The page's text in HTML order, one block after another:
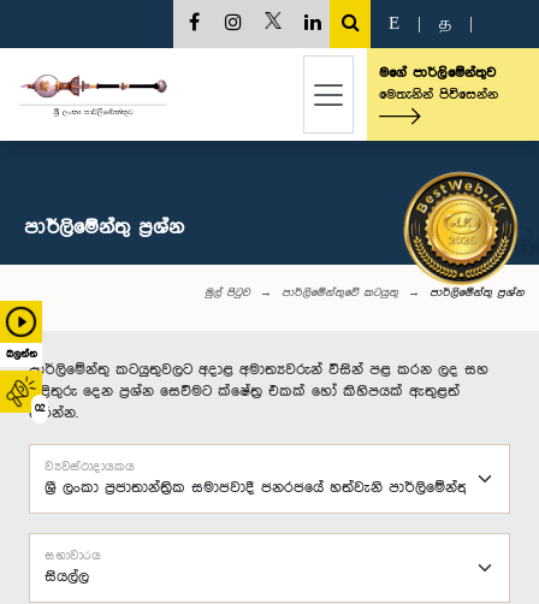
බලන්න
02
E த
මගේ පාර්ලිමේන්තුව
මෙතැනින් පිවිසෙන්න
පාර්ලි‌මේන්තු‌ ප්‍රශ්න
මුල් පිටුව පාර්ලිමේන්තුවේ කටයුතු පාර්ලි‌මේන්තු‌ ප්‍රශ්න
පාර්ලිමේන්තු කටයුතුවලට අදාළ අමාත්‍යවරුන් විසින් පළ කරන ලද සහ
පිළිතුරු දෙන ප්‍රශ්න සෙවීමට ක්ෂේත්‍ර එකක් හෝ කිහිපයක් ඇතුළත්
කරන්න.
ව්‍යවස්ථාදායකය
සභාවාරය